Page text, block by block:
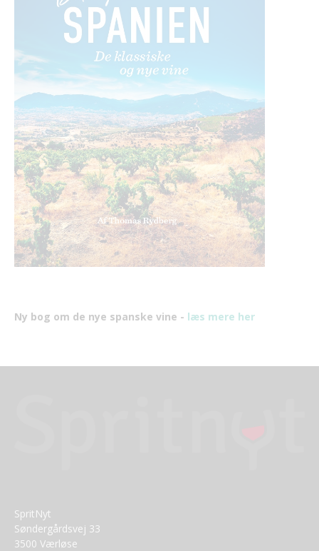
Ny bog om de nye spanske vine - læs mere her
SpritNyt
Søndergårdsvej 33
3500 Værløse